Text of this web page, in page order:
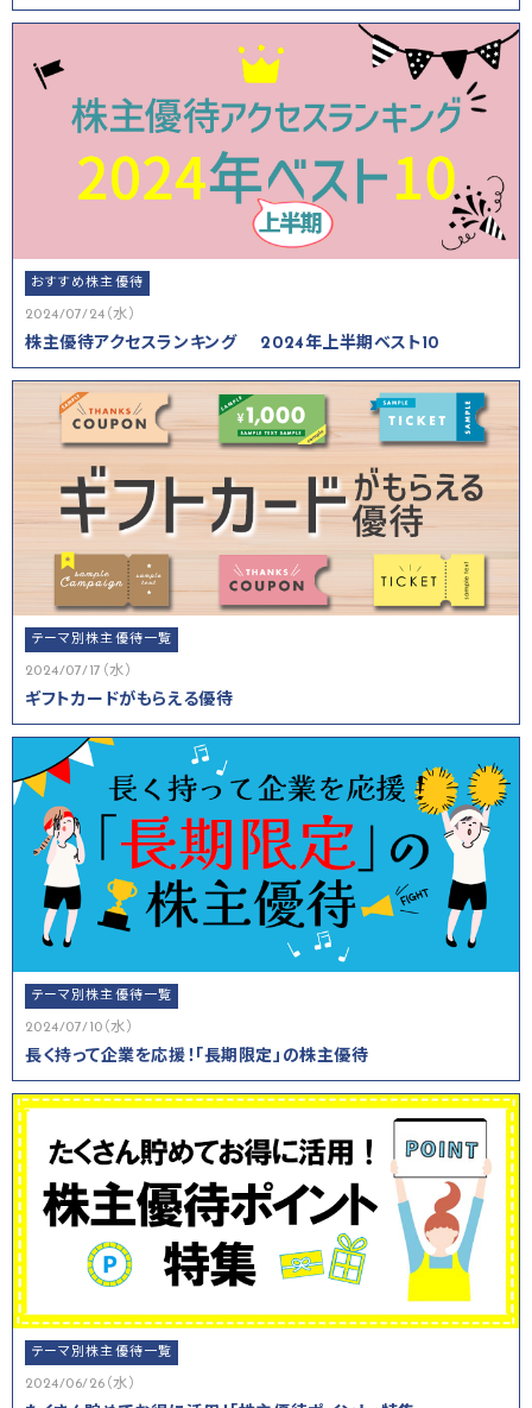
おすすめ株主優待
2024/07/24（水）
株主優待アクセスランキング 2024年上半期ベスト10
テーマ別株主優待一覧
2024/07/17（水）
ギフトカードがもらえる優待
テーマ別株主優待一覧
2024/07/10（水）
長く持って企業を応援！「長期限定」の株主優待
テーマ別株主優待一覧
2024/06/26（水）